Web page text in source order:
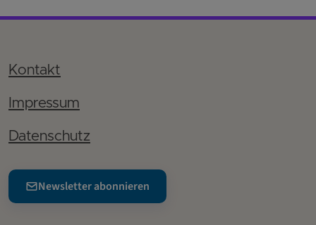
Kontakt
Impressum
Datenschutz
Newsletter abonnieren